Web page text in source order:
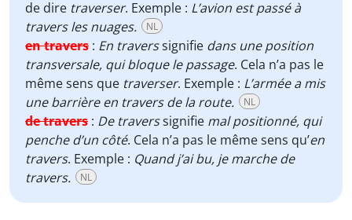
de dire traverser. Exemple : L’avion est passé à
travers les nuages.
NL
en travers : En traverssignifie dans une position
transversale, qui bloque le passage. Cela n’a pas le
même sens que traverser. Exemple : L’armée a mis
une barrière en travers de la route.
NL
de travers : De traverssignifie mal positionné, qui
penche d’un côté. Cela n’a pas le même sens qu’en
travers. Exemple : Quand j’ai bu, je marche de
travers.
NL